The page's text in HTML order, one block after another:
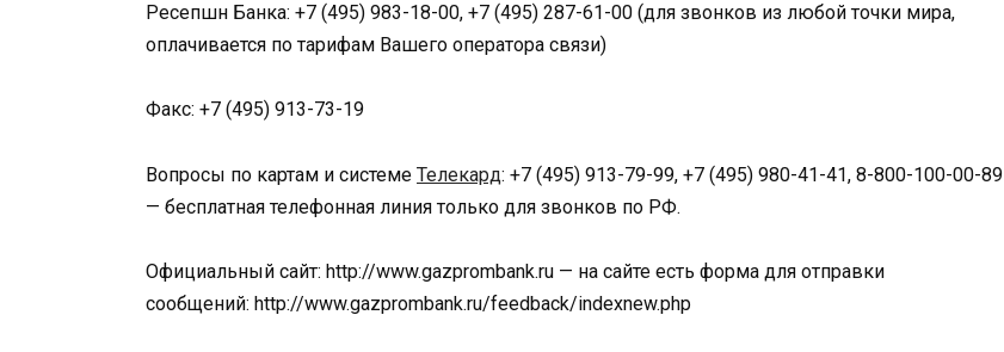
Ресепшн Банка: +7 (495) 983-18-00, +7 (495) 287-61-00 (для звонков из любой точки мира,
оплачивается по тарифам Вашего оператора связи)
Факс: +7 (495) 913-73-19
Вопросы по картам и системе Телекард: +7 (495) 913-79-99, +7 (495) 980-41-41, 8-800-100-00-89
— бесплатная телефонная линия только для звонков по РФ.
Официальный сайт: http://www.gazprombank.ru — на сайте есть форма для отправки
сообщений: http://www.gazprombank.ru/feedback/indexnew.php